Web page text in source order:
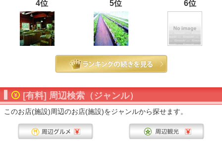
4位 5位 6位
[有料] 周辺検索（ジャンル）
このお店(施設)周辺のお店(施設)をジャンルから探せます。